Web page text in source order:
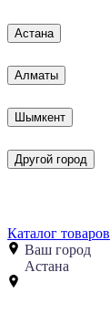
Астана
Алматы
Шымкент
Другой город
Каталог товаров
Ваш город
Астана